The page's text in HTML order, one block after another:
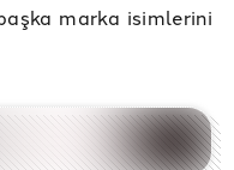
marka isimlerini